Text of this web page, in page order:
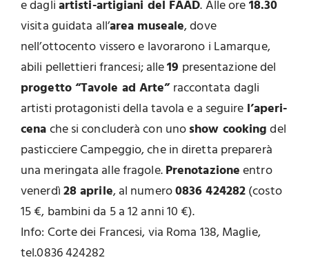
e dagliartisti-artigiani del FAAD. Alle ore18.30
visita guidata all’area museale, dove
nell’ottocento vissero e lavorarono i Lamarque,
abili pellettieri francesi; alle19 presentazione del
progetto “Tavole ad Arte”raccontata dagli
artisti protagonisti della tavola e a seguire l’aperi-
cenache si concluderà con unoshow cookingdel
pasticciere Campeggio, che in diretta preparerà
una meringata alle fragole.Prenotazioneentro
venerdì28 aprile, al numero0836 424282(costo
15 €, bambini da 5 a 12 anni 10 €).
Info: Corte dei Francesi, via Roma 138, Maglie,
tel.0836 424282